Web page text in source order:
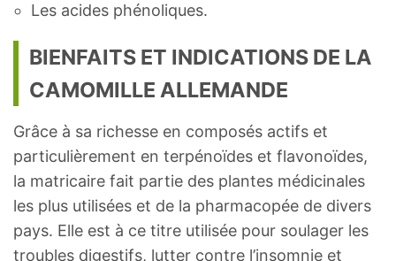
Les acides phénoliques.
BIENFAITS ET INDICATIONS DE LA
CAMOMILLE ALLEMANDE
Grâce à sa richesse en composés actifs et
particulièrement en terpénoïdes et flavonoïdes,
la matricaire fait partie des plantes médicinales
les plus utilisées et de la pharmacopée de divers
pays. Elle est à ce titre utilisée pour soulager les
troubles digestifs, lutter contre l’insomnie et